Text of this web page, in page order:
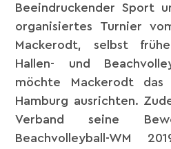
Beeindruckender Sport
organisiertes Turnier
Mackerodt, selbst
Hallen- und
möchte Mackerodt
Hamburg ausrichten.
Verband seine
Beachvolleyball-WM